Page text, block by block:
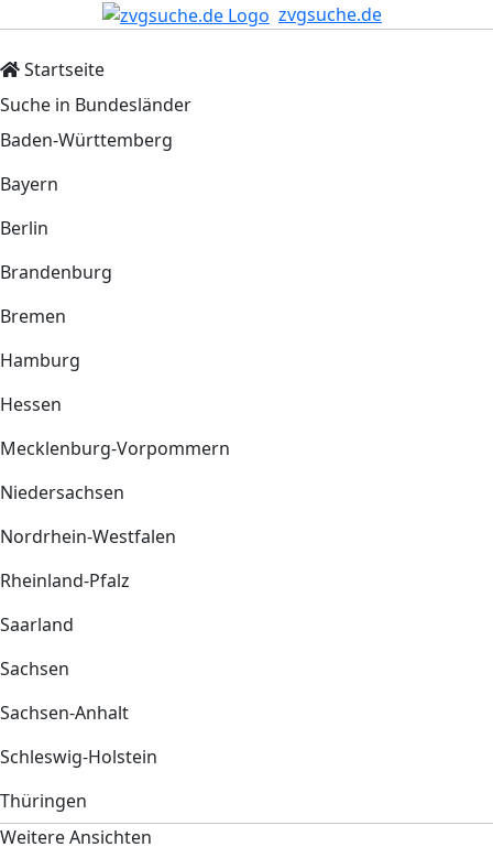
zvgsuche.de
Startseite
Suche in Bundesländer
Baden-Württemberg
Bayern
Berlin
Brandenburg
Bremen
Hamburg
Hessen
Mecklenburg-Vorpommern
Niedersachsen
Nordrhein-Westfalen
Rheinland-Pfalz
Saarland
Sachsen
Sachsen-Anhalt
Schleswig-Holstein
Thüringen
Weitere Ansichten